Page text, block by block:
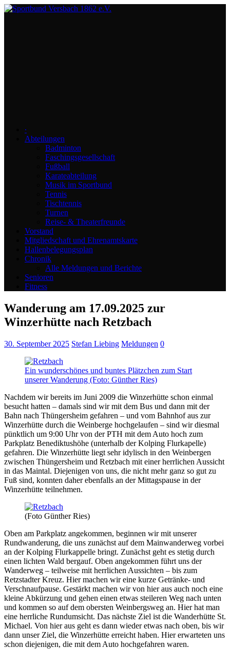
∙
Abteilungen
Badminton
Faschingsgesellschaft
Fußball
Karateabteilung
Musik im Sportbund
Tennis
Tischtennis
Turnen
Reise- & Theaterfreunde
Vorstand
Mitgliedschaft und Ehrenamtskarte
Hallenbelegungsplan
Chronik
Alle Meldungen und Berichte
Senioren
Fitness
Wanderung am 17.09.2025 zur
Winzerhütte nach Retzbach
30. September 2025 Stefan Liebing Meldungen 0
Ein wunderschönes und buntes Plätzchen zum Start
unserer Wanderung (Foto: Günther Ries)
Nachdem wir bereits im Juni 2009 die Winzerhütte schon einmal
besucht hatten – damals sind wir mit dem Bus und dann mit der
Bahn nach Thüngersheim gefahren – und vom Bahnhof aus zur
Winzerhütte durch die Weinberge hochgelaufen – sind wir diesmal
pünktlich um 9:00 Uhr von der PTH mit dem Auto hoch zum
Parkplatz Benediktushöhe (unterhalb der Kolping Flurkapelle)
gefahren. Die Winzerhütte liegt sehr idylisch in den Weinbergen
zwischen Thüngersheim und Retzbach mit einer herrlichen Aussicht
in das Maintal. Diejenigen von uns, die nicht mehr ganz so gut zu
Fuß sind, konnten daher ebenfalls an der Mittagspause in der
Winzerhütte teilnehmen.
(Foto Günther Ries)
Oben am Parkplatz angekommen, beginnen wir mit unserer
Rundwanderung, die uns zunächst auf dem Mainwanderweg vorbei
an der Kolping Flurkappelle bringt. Zunächst geht es stetig durch
einen lichten Wald bergauf. Oben angekommen führt uns der
Wanderweg – teilweise mit herrlichen Aussichten – bis zum
Retzstadter Kreuz. Hier machen wir eine kurze Getränke- und
Verschnaufpause. Gestärkt machen wir von hier aus auch noch eine
kleine Abkürzung und gehen einen etwas steileren Weg nach unten
und kommen so auf dem obersten Weinbergsweg an. Hier hat man
eine herrliche Rundumsicht. Das nächste Ziel ist die Wanderhütte St.
Michael. Von hier aus geht es dann wieder etwas nach oben, bis wir
dann unser Ziel, die Winzerhütte erreicht haben. Hier erwarteten uns
schon diejenigen, die mit dem Auto hochgefahren waren.